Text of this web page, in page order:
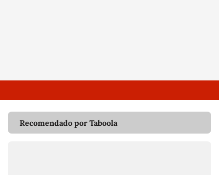
Recomendado por Taboola